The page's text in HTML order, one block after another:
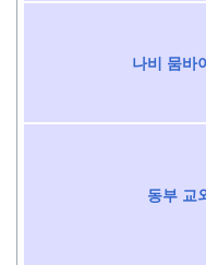
나비 뭄바
동부 교